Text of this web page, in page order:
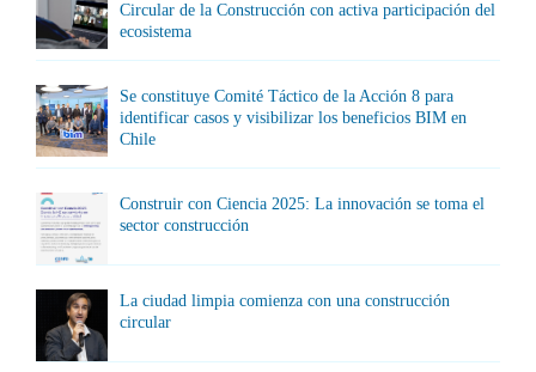
Circular de la Construcción con activa participación del
ecosistema
Se constituye Comité Táctico de la Acción 8 para
identificar casos y visibilizar los beneficios BIM en
Chile
Construir con Ciencia 2025: La innovación se toma el
sector construcción
La ciudad limpia comienza con una construcción
circular